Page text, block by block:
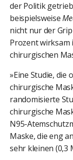
der Politik
beispielsweise
nicht nur der
Prozent wirksam
chirurgischen
»Eine Studie, die
chirurgische
randomisierte
chirurgische
N95-
Maske, die eng
sehr kleinen (0,3